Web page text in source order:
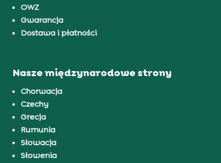
OWZ
Gwarancja
Dostawa i płatności
Nasze międzynarodowe strony
Chorwacja
Czechy
Grecja
Rumunia
Słowacja
Słowenia